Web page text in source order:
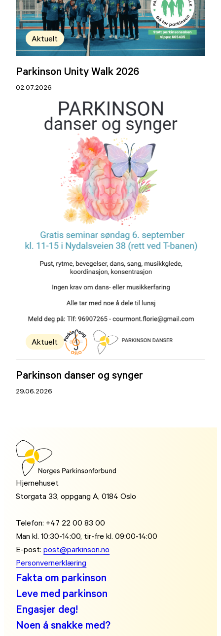
Aktuelt
Parkinson Unity Walk 2026
02.07.2026
Aktuelt
Parkinson danser og synger
29.06.2026
Hjernehuset
Storgata 33, oppgang A, 0184 Oslo
Telefon: +47 22 00 83 00
Man kl. 10:30-14:00, tir-fre kl. 09:00-14:00
E-post:post@parkinson.no
Personvernerklæring
Fakta om parkinson
Leve med parkinson
Engasjer deg!
Noen å snakke med?